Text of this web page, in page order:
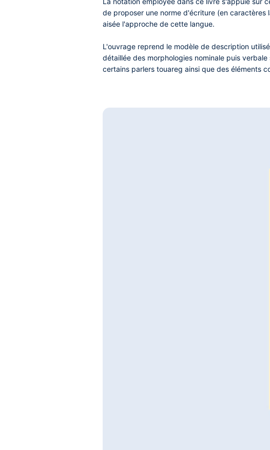
de proposer une norme d'écriture (en
aisée l'approche de cette langue.
L'ouvrage reprend le modèle de description
détaillée des morphologies nominale puis
certains parlers touareg ainsi que des éléments